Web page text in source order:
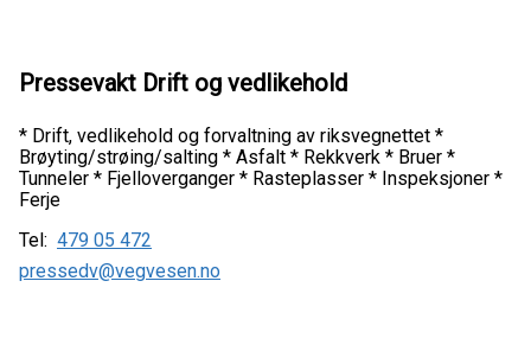
Pressevakt Drift og vedlikehold
* Drift, vedlikehold og forvaltning av riksvegnettet *
Brøyting/strøing/salting * Asfalt * Rekkverk * Bruer *
Tunneler * Fjelloverganger * Rasteplasser * Inspeksjoner *
Ferje
Tel: 479 05 472
pressedv@vegvesen.no